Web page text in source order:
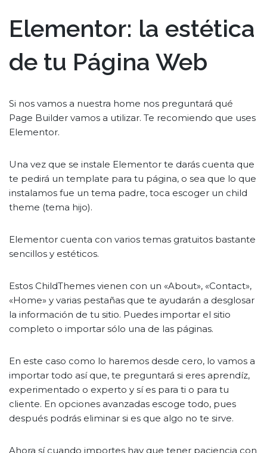
Elementor: la estética
de tu Página Web
Si nos vamos a nuestra home nos preguntará qué
Page Builder vamos a utilizar. Te recomiendo que uses
Elementor.
Una vez que se instale Elementor te darás cuenta que
te pedirá un template para tu página, o sea que lo que
instalamos fue un tema padre, toca escoger un child
theme (tema hijo).
Elementor cuenta con varios temas gratuitos bastante
sencillos y estéticos.
Estos ChildThemes vienen con un «About», «Contact»,
«Home» y varias pestañas que te ayudarán a desglosar
la información de tu sitio. Puedes importar el sitio
completo o importar sólo una de las páginas.
En este caso como lo haremos desde cero, lo vamos a
importar todo así que, te preguntará si eres aprendíz,
experimentado o experto y sí es para ti o para tu
cliente. En opciones avanzadas escoge todo, pues
después podrás eliminar si es que algo no te sirve.
Ahora sí cuando importes hay que tener paciencia con